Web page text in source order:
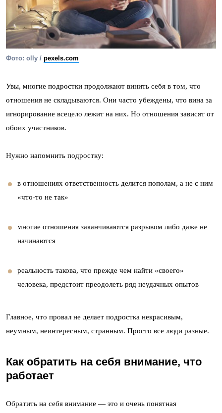
Фото: olly / pexels.com
Увы, многие подростки продолжают винить себя в том, что
отношения не складываются. Они часто убеждены, что вина за
игнорирование всецело лежит на них. Но отношения зависят от
обоих участников.
Нужно напомнить подростку:
в отношениях ответственность делится пополам, а не с ним
«что-то не так»
многие отношения заканчиваются разрывом либо даже не
начинаются
реальность такова, что прежде чем найти «своего»
человека, предстоит преодолеть ряд неудачных опытов
Главное, что провал не делает подростка некрасивым,
неумным, неинтересным, странным. Просто все люди разные.
Как обратить на себя внимание, что
работает
Обратить на себя внимание — это и очень понятная